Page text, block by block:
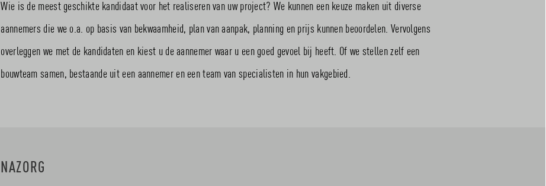
Wie is de meest geschikte kandidaat voor het realiseren van uw project? We kunnen een keuze maken uit diverse
aannemers die we o.a. op basis van bekwaamheid, plan van aanpak, planning en prijs kunnen beoordelen. Vervolgens
overleggen we met de kandidaten en kiest u de aannemer waar u een goed gevoel bij heeft. Of we stellen zelf een
bouwteam samen, bestaande uit een aannemer en een team van specialisten in hun vakgebied.
NAZORG